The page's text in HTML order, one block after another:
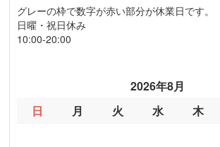
グレーの枠で数字が赤い部分が休業日です。
日曜・祝日休み
10:00-20:00
2026年8月
日
月 火 水 木